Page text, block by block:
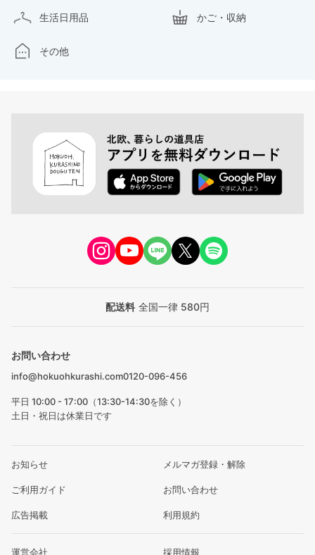
生活日用品 かご・収納
その他
配送料 全国一律 580円
お問い合わせ
info@hokuohkurashi.com0120-096-456
平日 10:00 - 17:00（13:30-14:30を除く）
土日・祝日は休業日です
お知らせ メルマガ登録・解除
ご利用ガイド お問い合わせ
広告掲載 利用規約
運営会社 採用情報